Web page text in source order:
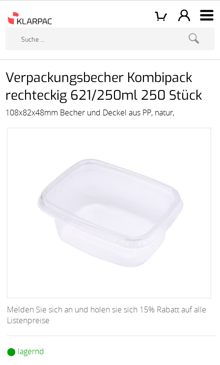
Verpackungsbecher Kombipack
rechteckig 621/250ml 250 Stück
108x82x48mm Becher und Deckel aus PP, natur,
Melden Sie sich an und holen sie sich 15% Rabatt auf alle
Listenpreise
⬤ lagernd